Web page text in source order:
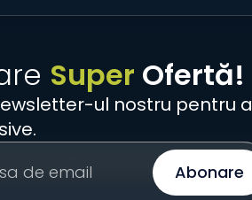
Super Ofertă!
ul nostru pentru a
Abonare